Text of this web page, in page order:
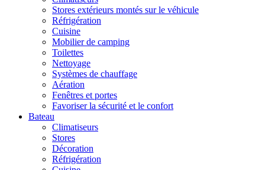
Stores extérieurs montés sur le véhicule
Réfrigération
Cuisine
Mobilier de camping
Toilettes
Nettoyage
Systèmes de chauffage
Aération
Fenêtres et portes
Favoriser la sécurité et le confort
Bateau
Climatiseurs
Stores
Décoration
Réfrigération